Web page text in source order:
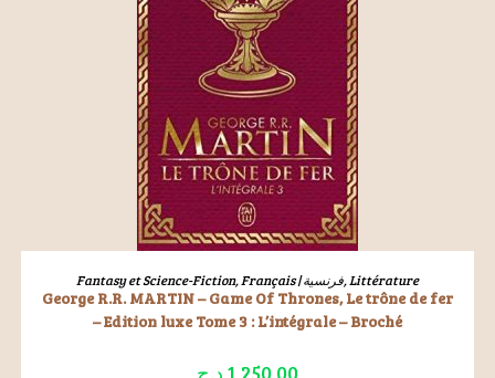
LIRE LA SUITE
Fantasy et Science-Fiction, Français | فرنسية,Littérature
George R.R. MARTIN – Game Of Thrones, Le trône de fer
– Edition luxe Tome 3 : L’intégrale – Broché
1,250.00 د.ج